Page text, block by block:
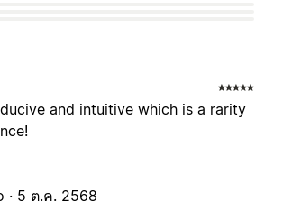
and intuitive which is a rarity
· 5 ต.ค. 2568